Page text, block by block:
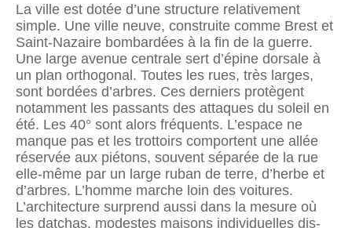
La ville est dotée d’une structure relativement
simple. Une ville neuve, construite comme Brest et
Saint-Nazaire bombardées à la fin de la guerre.
Une large avenue centrale sert d’épine dorsale à
un plan orthogonal. Toutes les rues, très larges,
sont bordées d’arbres. Ces derniers protègent
notamment les passants des attaques du soleil en
été. Les 40° sont alors fréquents. L’espace ne
manque pas et les trottoirs comportent une allée
réservée aux piétons, souvent séparée de la rue
elle-même par un large ruban de terre, d’herbe et
d’arbres. L’homme marche loin des voitures.
L’architecture surprend aussi dans la mesure où
les datchas, modestes maisons individuelles dis­